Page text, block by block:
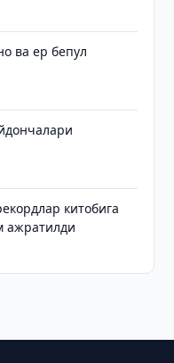
ва ер бепул
китобига
ажратилди